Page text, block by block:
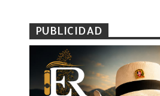
PUBLICIDAD